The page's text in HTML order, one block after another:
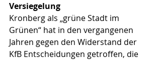
Versiegelung
Kronberg als „grüne Stadt im
Grünen“ hat in den vergangenen
Jahren gegen den Widerstand der
KfB Entscheidungen getroffen, die